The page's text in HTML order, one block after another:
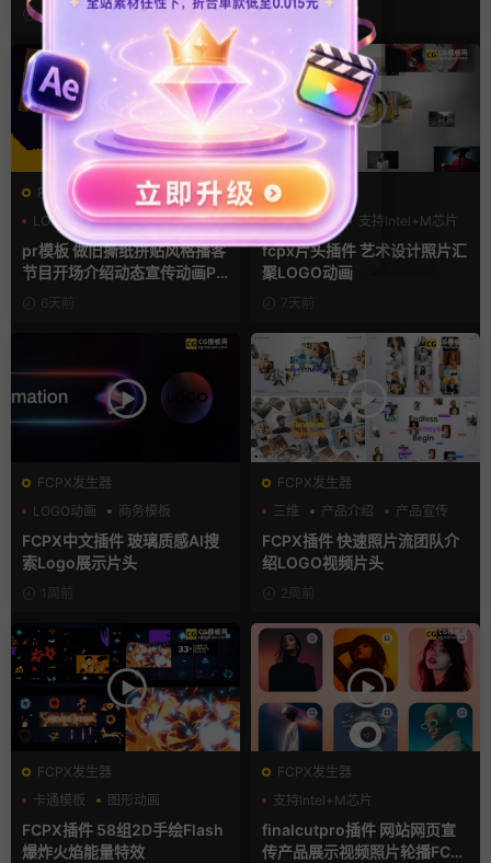
3天前 视频AE模板
4天前
PR基本图形mogrt
LOGO动画
PR基本图形
复古风
pr模板 做旧撕纸拼贴风格播客
节目开场介绍动态宣传动画PR
模版6天前
FCPX发生器
LOGO动画
支持Intel+M芯片
汇聚
fcpx片头插件 艺术设计照片汇
聚LOGO动画
7天前
FCPX发生器
LOGO动画
商务模板
支持Intel+M芯片
FCPX中文插件 玻璃质感AI搜
索Logo展示片头
1周前
FCPX发生器
三维
产品介绍 产品宣传
FCPX插件 快速照片流团队介
绍LOGO视频片头
2周前
FCPX发生器
卡通模板
图形动画
手绘风
FCPX插件 58组2D手绘Flash
爆炸火焰能量特效
FCPX发生器
支持Intel+M芯片
finalcutpro插件 网站网页宣
传产品展示视频照片轮播FCP